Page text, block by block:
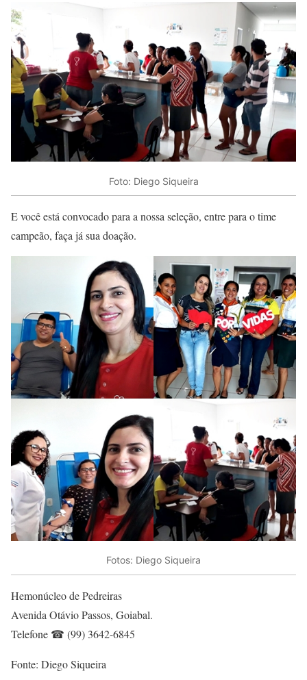
Foto: Diego Siqueira
E você está convocado para a nossa seleção, entre para o time
campeão, faça já sua doação.
Fotos: Diego Siqueira
Hemonúcleo de Pedreiras
Avenida Otávio Passos, Goiabal.
Telefone ☎ (99) 3642-6845
Fonte: Diego Siqueira